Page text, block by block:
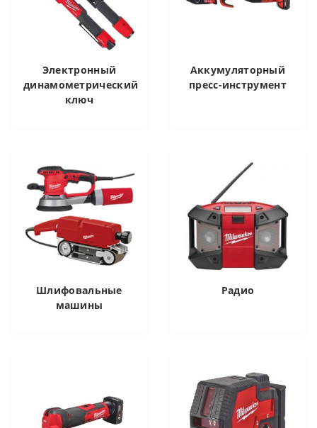
Электронный
динамометрический
ключ
Аккумуляторный
пресс-инструмент
Шлифовальные
машины
Радио